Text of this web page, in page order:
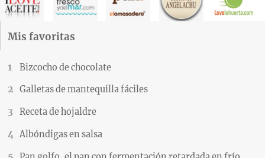
Mis favoritas
Bizcocho de chocolate
Galletas de mantequilla fáciles
Receta de hojaldre
Albóndigas en salsa